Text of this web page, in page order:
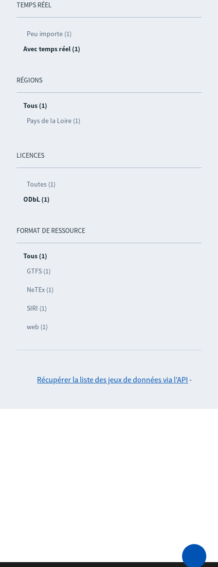
TEMPS RÉEL
Peu importe (1)
Avec temps réel (1)
RÉGIONS
Tous (1)
Pays de la Loire (1)
LICENCES
Toutes (1)
ODbL (1)
FORMAT DE RESSOURCE
Tous (1)
GTFS (1)
NeTEx (1)
SIRI (1)
web (1)
Récupérer la liste des jeux de données via l'API -